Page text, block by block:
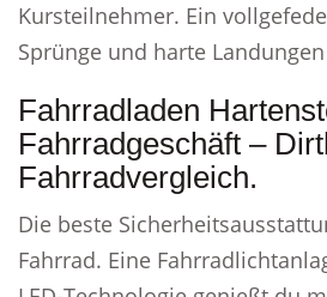
Kursteilnehmer. Ein
Sprünge und harte
Fahrradladen
Fahrradgeschäft –
Fahrradvergleich.
Die beste
Fahrrad. Eine